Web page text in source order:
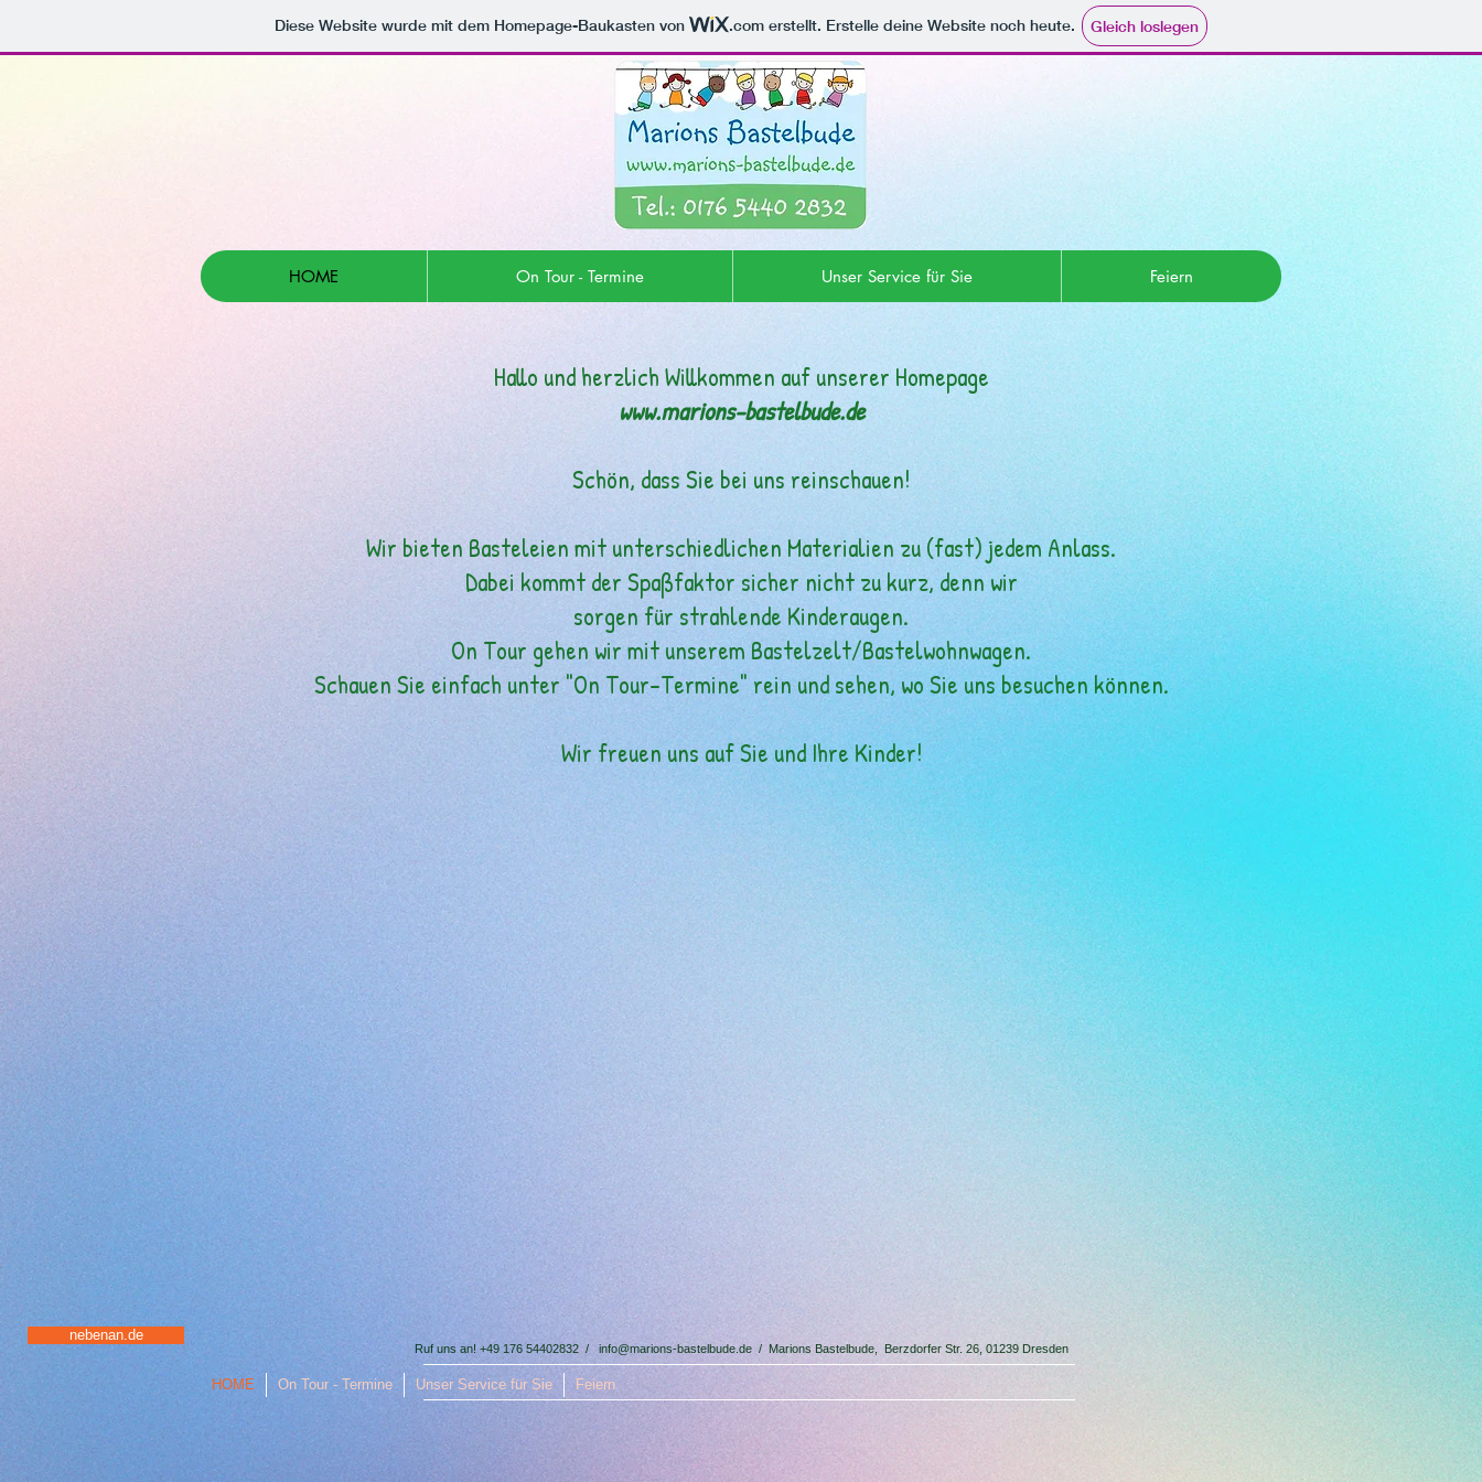
Diese Website wurde mit dem Homepage-Baukasten von .com erstellt. Erstelle deine Website noch heute. Gleich loslegen
HOME On Tour - Termine Unser Service für Sie Feiern
Hallo und herzlich Willkommen auf unserer Homepage
www.marions-bastelbude.de
Schön, dass Sie bei uns reinschauen!
Wir bieten Basteleien mit unterschiedlichen Materialien zu (fast) jedem Anlass.
Dabei kommt der Spaßfaktor sicher nicht zu kurz, denn wir
sorgen für strahlende Kinderaugen.
On Tour gehen wir mit unserem Bastelzelt/Bastelwohnwagen.
Schauen Sie einfach unter "On Tour-Termine" rein und sehen, wo Sie uns besuchen können.
Wir freuen uns auf Sie und Ihre Kinder!
nebenan.de
Ruf uns an! +49 176 54402832 / info@marions-bastelbude.de/ Marions Bastelbude, Berzdorfer Str. 26, 01239 Dresden
HOME On Tour - Termine Unser Service für Sie Feiern